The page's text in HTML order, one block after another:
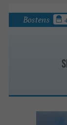
Bostens